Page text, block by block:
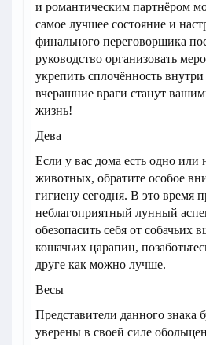
и романтическим партнёром
самое лучшее состояние и
финального переговорщика
руководство организовать
укрепить сплочённость
вчерашние враги станут
жизнь!
Дева
Если у вас дома есть одно или
животных, обратите особое
гигиену сегодня. В это время
неблагоприятный лунный
обезопасить себя от собачьих
кошачьих царапин,
друге как можно лучше.
Весы
Представители данного знака
уверены в своей силе